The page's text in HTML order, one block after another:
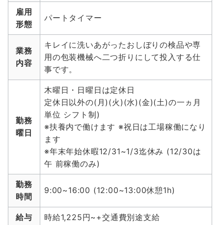
雇用
形態
パートタイマー
業務
内容
キレイに洗いあがったおしぼりの検品や専
用の包装機械へ二つ折りにして投入する仕
事です。
勤務
曜日
木曜日・日曜日は定休日
定休日以外の(月)(火)(水)(金)(土)の一ヵ月
単位 シフト制)
※扶養内で働けます ※祝日は工場稼働になり
ます
※年末年始休暇12/31~1/3迄休み (12/30は
午 前稼働のみ)
勤務
時間
9:00~16:00 (12:00~13:00休憩1h)
給与 時給1,225円~+交通費別途支給